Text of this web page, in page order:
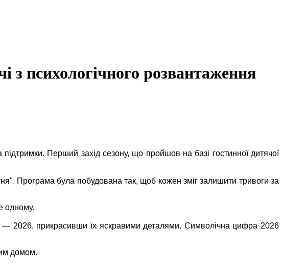
з психологічного розвантаження
Перший захід сезону, що пройшов на базі гостинної дитячої
Програма була побудована так, щоб кожен зміг залишити тривоги за
одному.
— 2026, прикрасивши їх яскравими деталями. Символічна цифра 2026
домом.